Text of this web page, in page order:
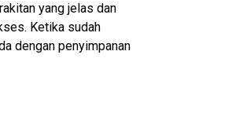
yang jelas dan
Ketika sudah
dengan penyimpanan